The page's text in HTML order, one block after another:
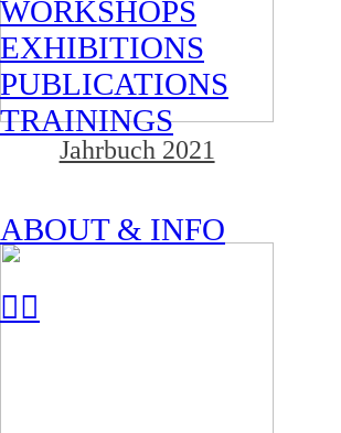
WORKSHOPS
EXHIBITIONS
PUBLICATIONS
TRAININGS
ABOUT & INFO
︎︎
Jahrbuch 2021